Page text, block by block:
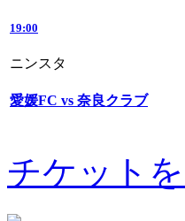
19:00
ニンスタ
愛媛FC vs 奈良クラブ
チケット